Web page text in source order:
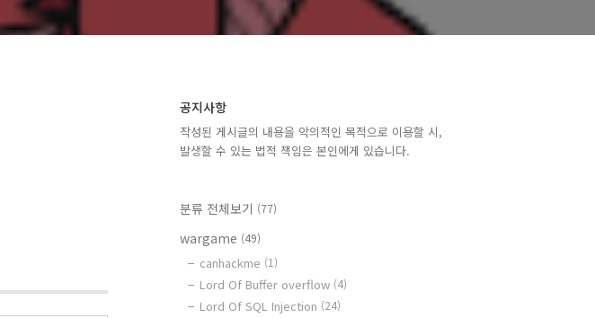
공지사항
작성된 게시글의 내용을 악의적인 목적으로 이용할 시,
발생할 수 있는 법적 책임은 본인에게 있습니다.
분류 전체보기 (77)
wargame (49)
canhackme (1)
Lord Of Buffer overflow (4)
Lord Of SQL Injection (24)